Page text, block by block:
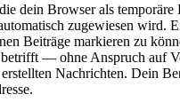
dein Browser als
zugewiesen wird.
Beiträge markieren zu
— ohne Anspruch auf
Nachrichten. Dein